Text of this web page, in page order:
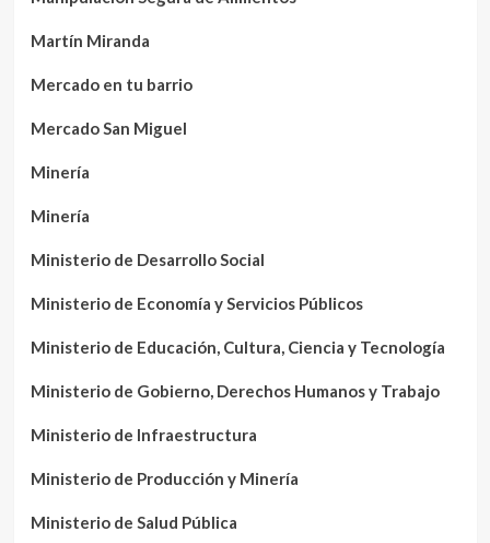
Martín Miranda
Mercado en tu barrio
Mercado San Miguel
Minería
Minería
Ministerio de Desarrollo Social
Ministerio de Economía y Servicios Públicos
Ministerio de Educación, Cultura, Ciencia y Tecnología
Ministerio de Gobierno, Derechos Humanos y Trabajo
Ministerio de Infraestructura
Ministerio de Producción y Minería
Ministerio de Salud Pública